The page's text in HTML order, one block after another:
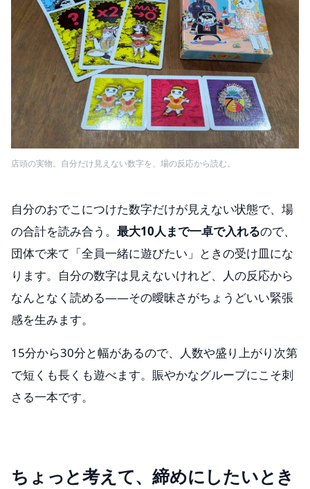
店頭の実物。自分だけ見えない数字を、場の反応から読む。
自分のおでこにつけた数字だけが見えない状態で、場
の合計を読み合う。 最大10人まで一卓で入れるので、
団体で来て「全員一緒に遊びたい」ときの受け皿にな
ります。自分の数字は見えないけれど、人の反応から
なんとなく読める——その曖昧さがちょうどいい緊張
感を生みます。
15分から30分と幅があるので、人数や盛り上がり次第
で短くも長くも遊べます。賑やかなグループにこそ刺
さる一本です。
ちょっと考えて、締めにしたいとき